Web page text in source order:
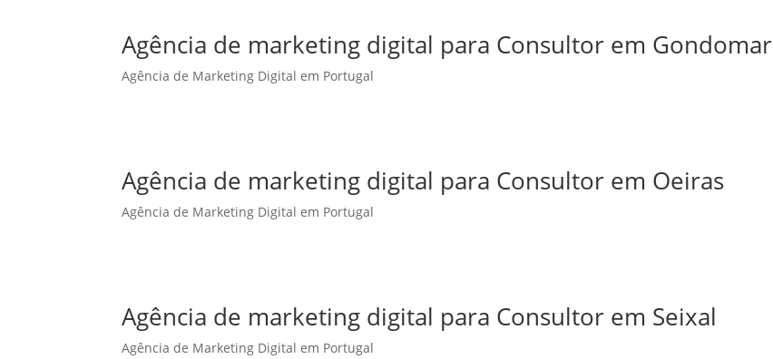
Agência de marketing digital para Consultor em Gondomar
Agência de Marketing Digital em Portugal
Agência de marketing digital para Consultor em Oeiras
Agência de Marketing Digital em Portugal
Agência de marketing digital para Consultor em Seixal
Agência de Marketing Digital em Portugal